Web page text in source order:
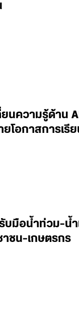
นความรู้ด้าน
โอกาสการเรีย
บมือน้ำท่วม-น้
ชน-เกษตรกร